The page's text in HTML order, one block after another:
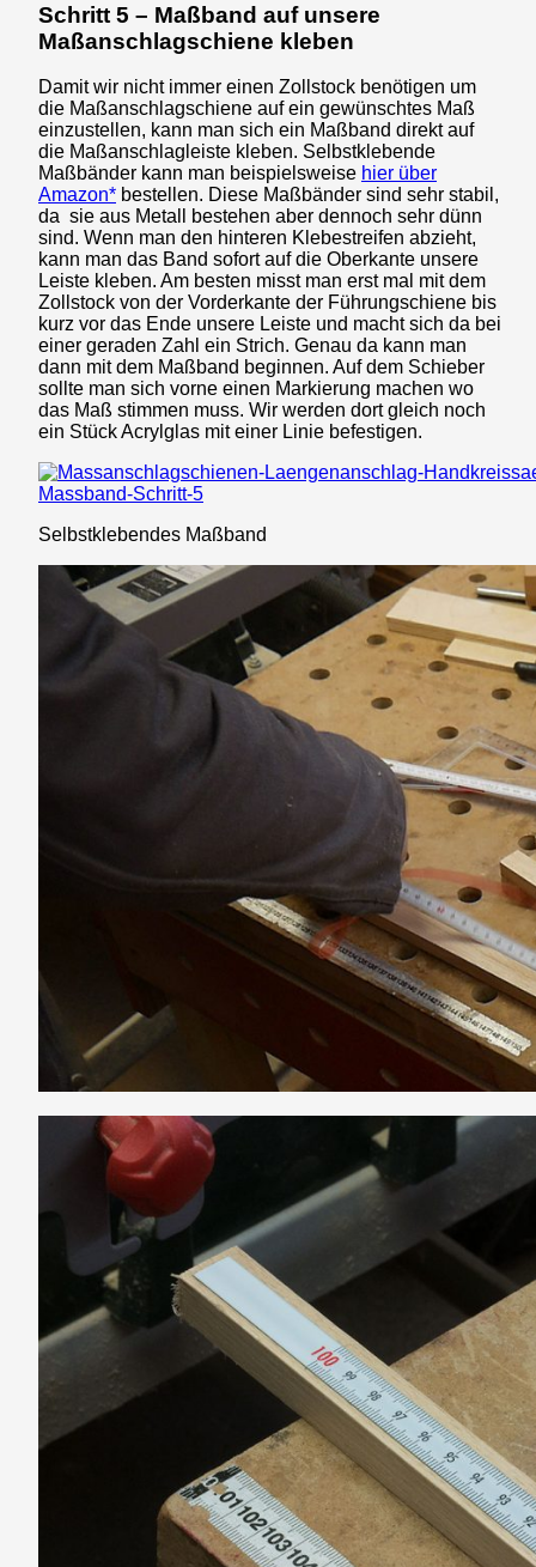
Schritt 5 – Maßband auf unsere
Maßanschlagschiene kleben
Damit wir nicht immer einen Zollstock benötigen um
die Maßanschlagschiene auf ein gewünschtes Maß
einzustellen, kann man sich ein Maßband direkt auf
die Maßanschlagleiste kleben. Selbstklebende
Maßbänder kann man beispielsweise hier über
Amazon* bestellen. Diese Maßbänder sind sehr stabil,
da sie aus Metall bestehen aber dennoch sehr dünn
sind. Wenn man den hinteren Klebestreifen abzieht,
kann man das Band sofort auf die Oberkante unsere
Leiste kleben. Am besten misst man erst mal mit dem
Zollstock von der Vorderkante der Führungschiene bis
kurz vor das Ende unsere Leiste und macht sich da bei
einer geraden Zahl ein Strich. Genau da kann man
dann mit dem Maßband beginnen. Auf dem Schieber
sollte man sich vorne einen Markierung machen wo
das Maß stimmen muss. Wir werden dort gleich noch
ein Stück Acrylglas mit einer Linie befestigen.
Selbstklebendes Maßband